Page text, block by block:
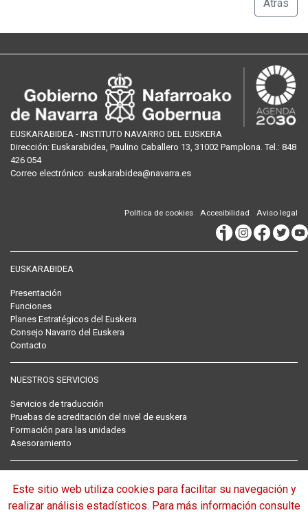
Atrás
EUSKARABIDEA - INSTITUTO NAVARRO DEL EUSKERA
Dirección: Euskarabidea, Paulino Caballero 13, 31002 Pamplona. Tel.: 848
426 054
Correo electrónico: euskarabidea@navarra.es
Aviso legal
Accesibilidad
Política de cookies
EUSKARABIDEA
Presentación
Funciones
Planes Estratégicos del Euskera
Consejo Navarro del Euskera
Contacto
NUESTROS SERVICIOS
Servicios de traducción
Pruebas de acreditación del nivel de euskera
Formación para las unidades
Asesoramiento
Normativa
Este sitio web utiliza cookies para facilitar su navegación y
realizar análisis estadísticos. Para más información consulte